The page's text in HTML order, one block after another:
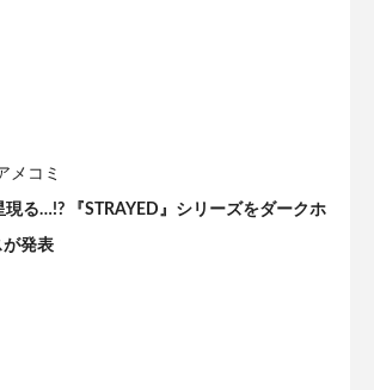
メコミ
現る…!? 『STRAYED』シリーズをダークホ
が発表